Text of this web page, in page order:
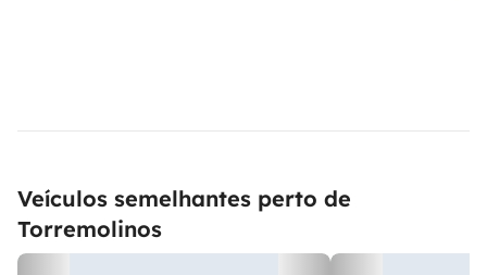
Veículos semelhantes perto de
Torremolinos